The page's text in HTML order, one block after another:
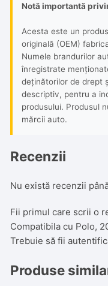
Notă importantă
Acesta este un
originală (OEM)
Numele brandurilor
înregistrate
deținătorilor de drept
descriptiv, pentru a
produsului. Produsul
mărcii auto.
Recenzii
Nu există recenzii
Fii primul care scrii o
Compatibila cu Polo,
Trebuie să fii
Produse